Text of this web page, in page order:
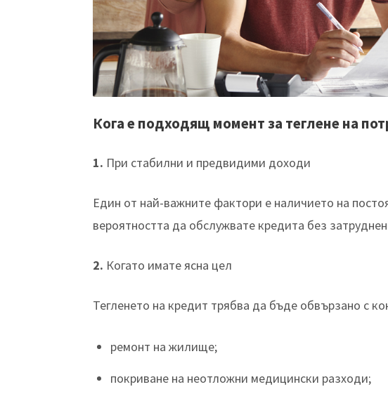
Кога е подходящ момент за теглене на
1. При стабилни и предвидими доходи
Един от най-важните фактори е наличието на
вероятността да обслужвате кредита без
2. Когато имате ясна цел
Тегленето на кредит трябва да бъде обвързано с
ремонт на жилище;
покриване на неотложни медицински разходи;